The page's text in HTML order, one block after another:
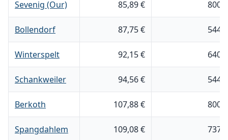
Sevenig (Our) 85,89 € 800
Bollendorf 87,75 € 544
Winterspelt 92,15 € 640
Schankweiler 94,56 € 544
Berkoth 107,88 € 800
Spangdahlem 109,08 € 737